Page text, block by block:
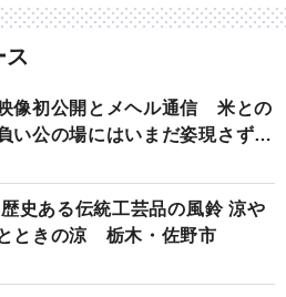
ス
像初公開とメヘル通信 米との
い公の場にはいまだ姿現さず…
史ある伝統工芸品の風鈴 涼や
ときの涼 栃木・佐野市